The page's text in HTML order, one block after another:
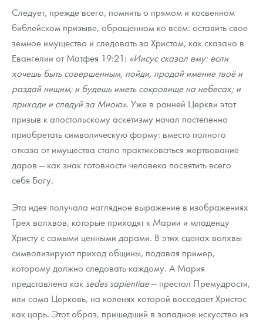
Жетоны "Необыкновенные обитатели глубин"
Ювелирные изделия
Русская нумизматика
Золотая карманная галерея
Наборы подарочных и коллекционных монет
Монеты и жетоны из недрагоценных металлов
Книги по нумизматике
Политика использования Cookies
Положение по обработке и защите персональных данных
Следует, прежде всего, помнить о прямом и косвенном
библейском призыве, обращенном ко всем: оставить свое
земное имущество и следовать за Христом, как сказано в
Евангелии от Матфея 19:21: «Иисус сказал ему: если
хочешь быть совершенным, пойди, продай имение твоё и
раздай нищим; и будешь иметь сокровище на небесах; и
приходи и следуй за Мною». Уже в ранней Церкви этот
призыв к апостольскому аскетизму начал постепенно
приобретать символическую форму: вместо полного
отказа от имущества стало практиковаться жертвование
даров — как знак готовности человека посвятить всего
себя Богу.
Эта идея получала наглядное выражение в изображениях
Трех волхвов, которые приходят к Марии и младенцу
Христу с самыми ценными дарами. В этих сценах волхвы
символизируют приход общины, подавая пример,
которому должно следовать каждому. А Мария
представлена как sedes sapientiae— престол Премудрости,
или сама Церковь, на коленях которой восседает Христос
как царь. Этот образ, пришедший в западное искусство из